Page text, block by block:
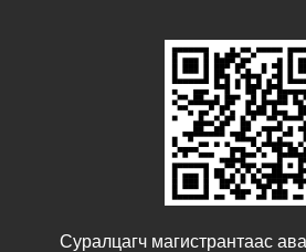
Суралцагч магистрантаас